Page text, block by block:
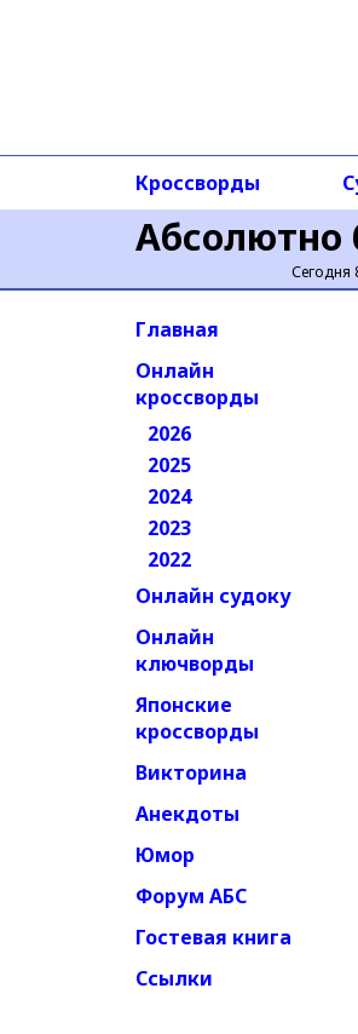
Абсолютно
Сегодня
Кроссворды
Главная
Онлайн
кроссворды
2026
2025
2024
2023
2022
Онлайн судоку
Онлайн
ключворды
Японские
кроссворды
Викторина
Анекдоты
Юмор
Форум АБС
Гостевая книга
Ссылки